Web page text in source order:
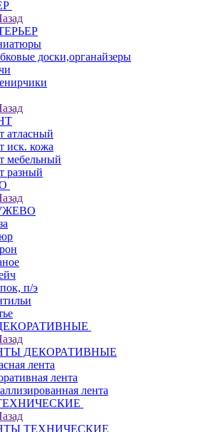
доски,органайзеры
атласный
иск. кожа
мебельный
разный
п/э
ДЕКОРАТИВНЫЕ
лента
лента
лента
ТЕХНИЧЕСКИЕ